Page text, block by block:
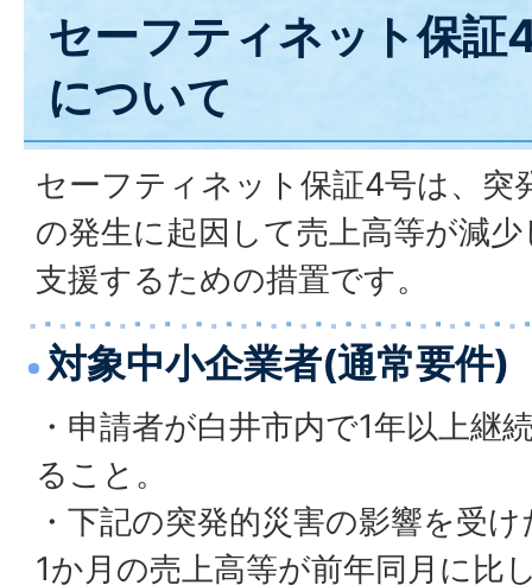
セーフティネット保証
について
セーフティネット保証4号は、突
の発生に起因して売上高等が減
支援するための措置です。
対象中小企業者(通常要件)
・申請者が白井市内で1年以上継
ること。
・下記の突発的災害の影響を受
1か月の売上高等が前年同月に比